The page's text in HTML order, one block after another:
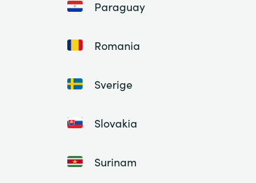
Paraguay
Romania
Sverige
Slovakia
Surinam